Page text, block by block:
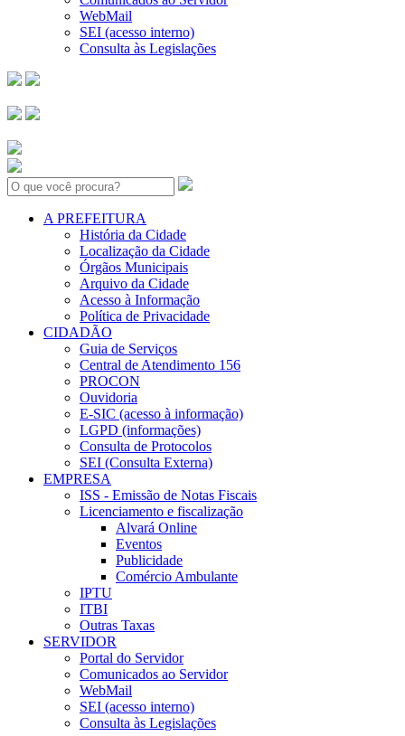
WebMail
SEI (acesso interno)
Consulta às Legislações
Search:
A PREFEITURA
História da Cidade
Localização da Cidade
Órgãos Municipais
Arquivo da Cidade
Acesso à Informação
Política de Privacidade
CIDADÃO
Guia de Serviços
Central de Atendimento 156
PROCON
Ouvidoria
E-SIC (acesso à informação)
LGPD (informações)
Consulta de Protocolos
SEI (Consulta Externa)
EMPRESA
ISS - Emissão de Notas Fiscais
Licenciamento e fiscalização
Alvará Online
Eventos
Publicidade
Comércio Ambulante
IPTU
ITBI
Outras Taxas
SERVIDOR
Portal do Servidor
Comunicados ao Servidor
WebMail
SEI (acesso interno)
Consulta às Legislações